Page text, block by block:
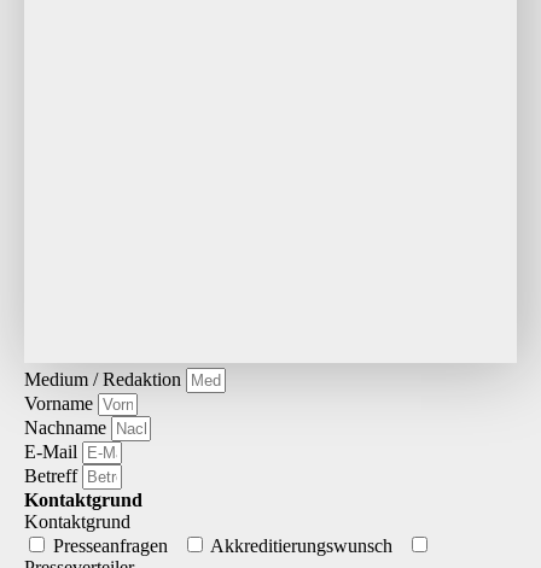
Medium / Redaktion
Vorname
Nachname
E-Mail
Betreff
Kontaktgrund
Kontaktgrund
Presseanfragen
Akkreditierungs­wunsch